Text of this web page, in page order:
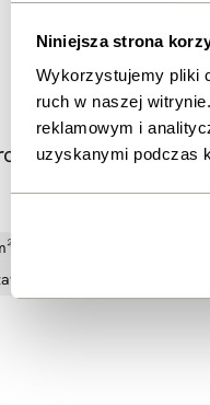
Niniejsza strona
Wykorzystujemy pliki
ruch w naszej
reklamowym i
uzyskanymi podczas